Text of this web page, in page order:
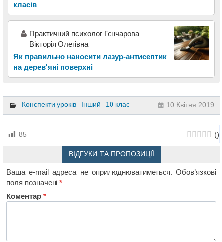
класів
Практичний психолог Гончарова
Вікторія Олегівна
Як правильно наносити лазур-антисептик
на дерев'яні поверхні
Конспекти уроків Інший 10 клас 10 Квітня 2019
85 ()
ВІДГУКИ ТА ПРОПОЗИЦІЇ
Ваша e-mail адреса не оприлюднюватиметься. Обов’язкові
поля позначені*
Коментар*